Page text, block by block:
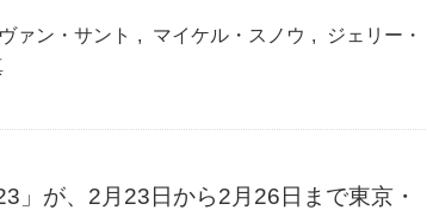
ァン・サント , マイケル・スノウ ,
ジェリー・
」が、2月23日から2月26日まで東京・